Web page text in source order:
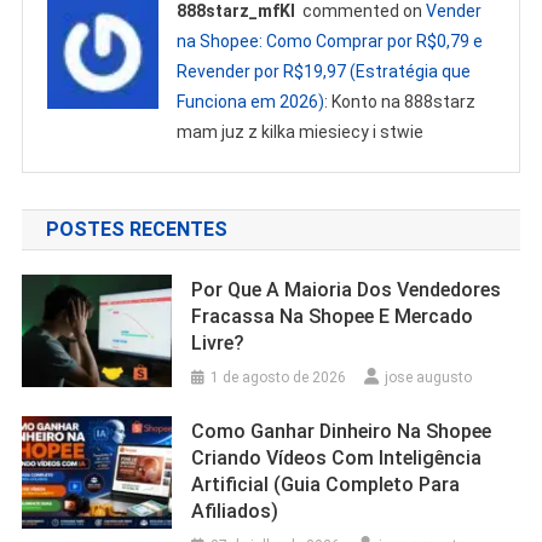
888starz_mfKl commented onVender
na Shopee: Como Comprar por R$0,79 e
Revender por R$19,97 (Estratégia que
Funciona em 2026): Konto na 888starz
mam juz z kilka miesiecy i stwie
POSTES RECENTES
Por Que A Maioria Dos Vendedores
Fracassa Na Shopee E Mercado
Livre?
1 de agosto de 2026 jose augusto
Como Ganhar Dinheiro Na Shopee
Criando Vídeos Com Inteligência
Artificial (Guia Completo Para
Afiliados)